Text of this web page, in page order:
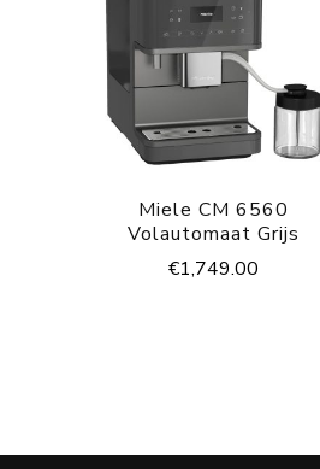
Miele CM 6560
Volautomaat Grijs
€1,749.00